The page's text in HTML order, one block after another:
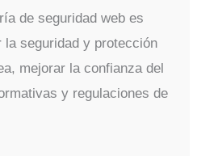
de seguridad web es
seguridad y protección
mejorar la confianza del
y regulaciones de